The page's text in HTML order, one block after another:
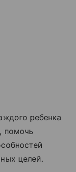
ребенка
помочь
целей.